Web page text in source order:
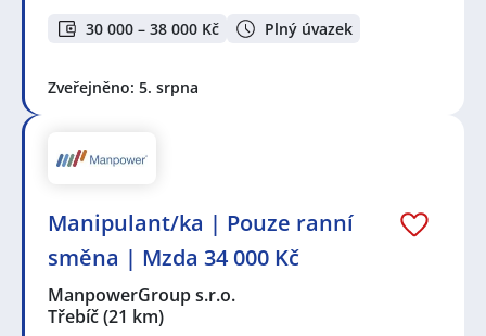
30 000 – 38 000 Kč Plný úvazek
Zveřejněno: 5. srpna
Manipulant/ka | Pouze ranní
směna | Mzda 34 000 Kč
ManpowerGroup s.r.o.
Třebíč(21 km)